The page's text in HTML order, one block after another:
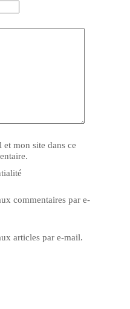
mon site dans ce
commentaires par e-
articles par e-mail.